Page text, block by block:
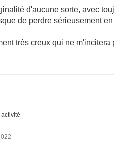
d'aucune sorte, avec
de perdre sérieusement
très creux qui ne m'incitera